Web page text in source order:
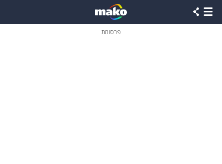
פרסומת